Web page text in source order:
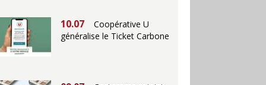
10.07
Coopérative U
généralise le Ticket Carbone